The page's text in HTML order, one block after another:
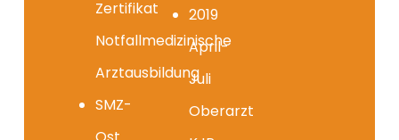
Zertifikat
Notfallmedizinische
Arztausbildung
SMZ-
2019
April-
Juli
Oberarzt